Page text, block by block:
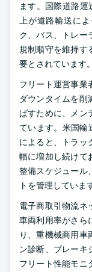
ます。国際道路運
上が道路輸送に
ク、バス、トレー
規制順守を維持す
要とされています。
フリート運営事業
ダウンタイムを削
ばすために、メン
ています。米国輸
によると、トラッ
幅に増加し続けて
整備スケジュール
トを管理していま
電子商取引物流ネ
車両利用率がさら
り、重機械商用
ン診断、ブレーキ
フリート性能モニ